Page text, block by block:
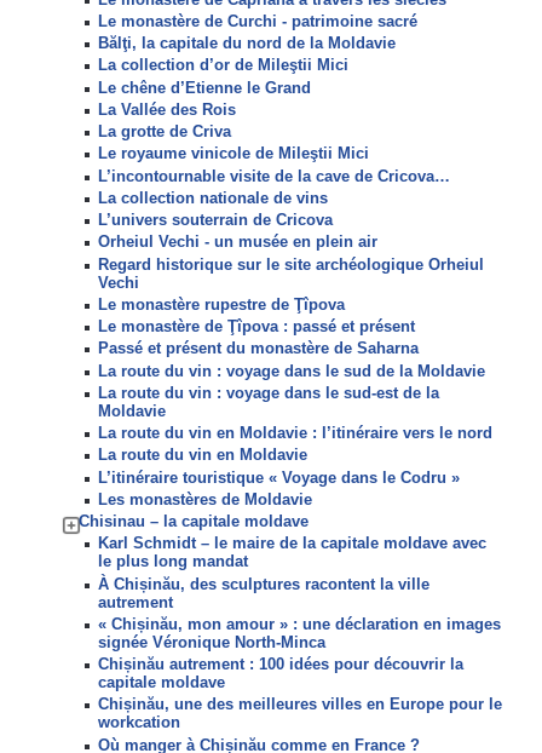
Le monastère de Curchi - patrimoine sacré
Bălţi, la capitale du nord de la Moldavie
La collection d’or de Mileştii Mici
Le chêne d’Etienne le Grand
La Vallée des Rois
La grotte de Criva
Le royaume vinicole de Mileştii Mici
L’incontournable visite de la cave de Cricova…
La collection nationale de vins
L’univers souterrain de Cricova
Orheiul Vechi - un musée en plein air
Regard historique sur le site archéologique Orheiul
Vechi
Le monastère rupestre de Ţîpova
Le monastère de Ţîpova : passé et présent
Passé et présent du monastère de Saharna
La route du vin : voyage dans le sud de la Moldavie
La route du vin : voyage dans le sud-est de la
Moldavie
La route du vin en Moldavie : l’itinéraire vers le nord
La route du vin en Moldavie
L’itinéraire touristique « Voyage dans le Codru »
Les monastères de Moldavie
Chisinau – la capitale moldave
Karl Schmidt – le maire de la capitale moldave avec
le plus long mandat
À Chișinău, des sculptures racontent la ville
autrement
« Chișinău, mon amour » : une déclaration en images
signée Véronique North-Minca
Chișinău autrement : 100 idées pour découvrir la
capitale moldave
Chișinău, une des meilleures villes en Europe pour le
workcation
Où manger à Chișinău comme en France ?